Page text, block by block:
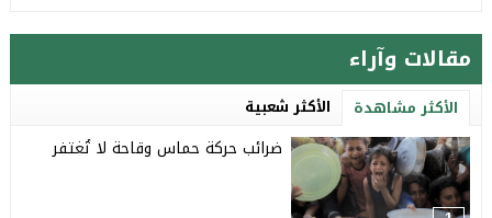
مقالات وآراء
الأكثر مشاهدة الأكثر شعبية
ضرائب حركة حماس وقاحة لا تُغتفر